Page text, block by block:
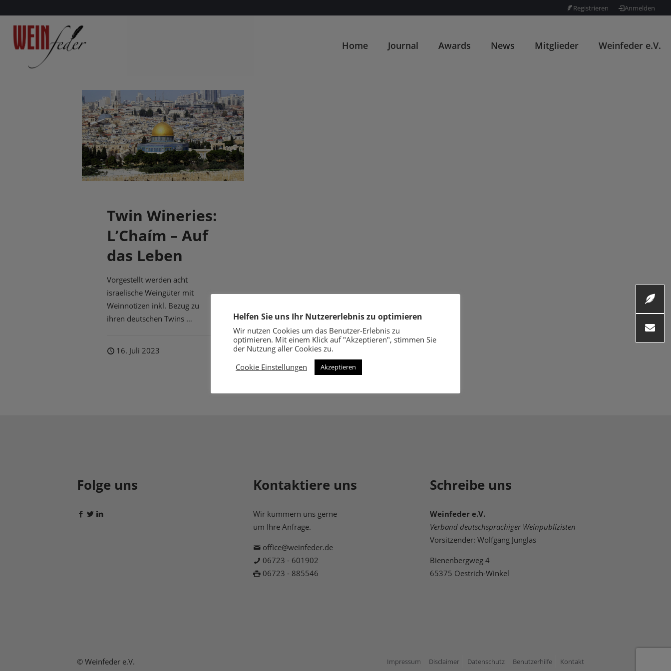
Registrieren Anmelden
Home Journal Awards News Mitglieder Weinfeder e.V.
Twin Wineries:
L’Chaím – Auf
das Leben
Vorgestellt werden acht
israelische Weingüter mit
Weinnotizen inkl. Bezug zu
ihren deutschen Twins …
16. Juli 2023
Folge uns Kontaktiere uns
Wir kümmern uns gerne
um Ihre Anfrage.
office@weinfeder.de
06723 - 601902
06723 - 885546
Schreibe uns
Weinfeder e.V.
Verband deutschsprachiger Weinpublizisten
Vorsitzender: Wolfgang Junglas
Bienenbergweg 4
65375 Oestrich-Winkel
© Weinfeder e.V. Impressum Disclaimer Datenschutz Benutzerhilfe Kontakt
Helfen Sie uns Ihr Nutzererlebnis zu optimieren
Wir nutzen Cookies um das Benutzer-Erlebnis zu
optimieren. Mit einem Klick auf "Akzeptieren", stimmen Sie
der Nutzung aller Cookies zu.
Cookie Einstellungen
Akzeptieren